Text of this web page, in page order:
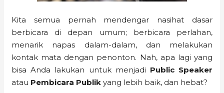
Kita semua pernah mendengar nasihat dasar
berbicara di depan umum; berbicara perlahan,
menarik napas dalam-dalam, dan melakukan
kontak mata dengan penonton. Nah, apa lagi yang
bisa Anda lakukan untuk menjadi Public Speaker
atau Pembicara Publik yang lebih baik, dan hebat?